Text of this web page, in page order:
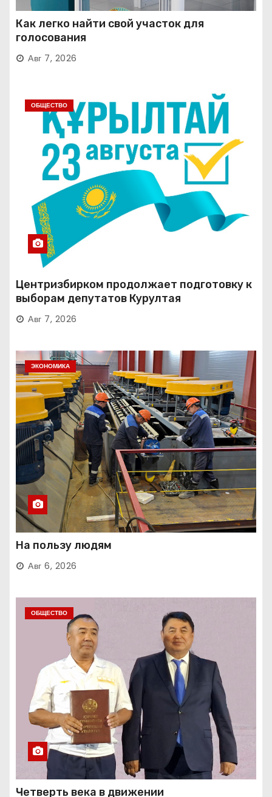
Как легко найти свой участок для
голосования
Авг 7, 2026
ОБЩЕСТВО
Центризбирком продолжает подготовку к
выборам депутатов Курултая
Авг 7, 2026
ЭКОНОМИКА
На пользу людям
Авг 6, 2026
ОБЩЕСТВО
Четверть века в движении